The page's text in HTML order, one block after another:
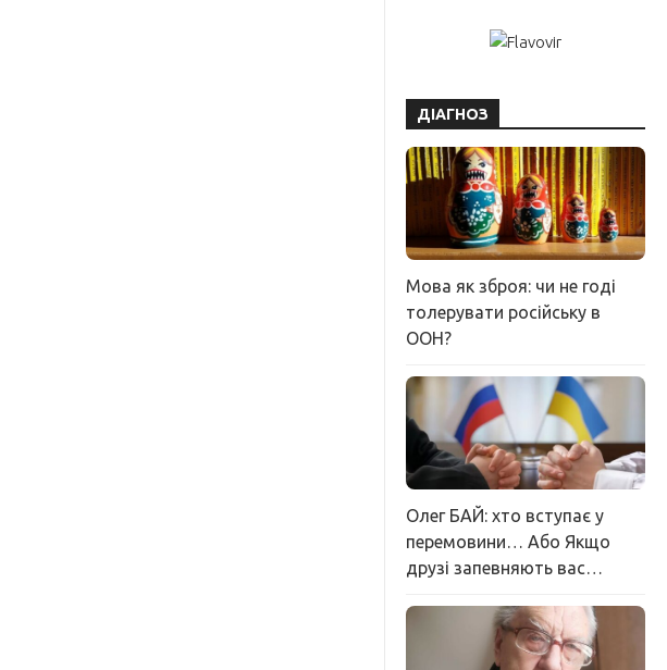
ДІАГНОЗ
Мова як зброя: чи не годі
толерувати російську в
ООН?
Олег БАЙ: хто вступає у
перемовини… Або Якщо
друзі запевняють вас…